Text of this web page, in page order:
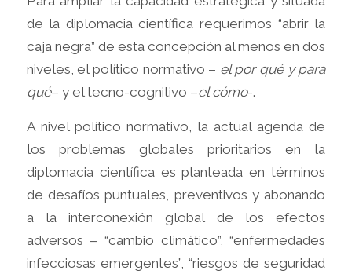
de la diplomacia científica requerimos “abrir la
caja negra” de esta concepción al menos en dos
niveles, el político normativo – el por qué y para
qué– y el tecno-cognitivo –el cómo-.
A nivel político normativo, la actual agenda de
los problemas globales prioritarios en la
diplomacia científica es planteada en términos
de desafíos puntuales, preventivos y abonando
a la interconexión global de los efectos
adversos – “cambio climático”, “enfermedades
infecciosas emergentes”, “riesgos de seguridad